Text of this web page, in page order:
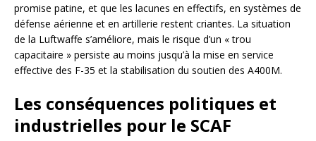
promise patine, et que les lacunes en effectifs, en systèmes de
défense aérienne et en artillerie restent criantes. La situation
de la Luftwaffe s’améliore, mais le risque d’un « trou
capacitaire » persiste au moins jusqu’à la mise en service
effective des F-35 et la stabilisation du soutien des A400M.
Les conséquences politiques et
industrielles pour le SCAF